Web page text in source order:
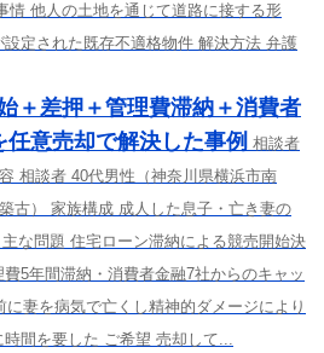
情 他人の土地を通じて道路に接する形
定された既存不適格物件 解決方法 弁護
＋差押＋管理費滞納＋消費者
意売却で解決した事例 相談者
相談者 40代男性（神奈川県横浜市南
古） 家族構成 成人した息子・亡き妻の
な問題 住宅ローン滞納による競売開始決
5年間滞納・消費者金融7社からのキャッ
妻を病気で亡くし精神的ダメージにより
間を要した ご希望 売却して...